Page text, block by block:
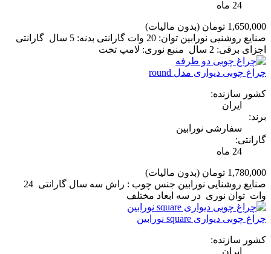
24 ماه
1,650,000 تومان
(بدون مالیات)
صنایع روشنیی نورابین توان: 20 وات گارانتی بدنه: 5 سال گارانتی
اجزای برقی: 2 سال منبع نوری: لامپ تخت
چراغ چوبی دیواری مدل round
کشور سازنده:
ایران
برند:
سفارشی نورابین
گارانتی:
24 ماه
1,780,000 تومان
(بدون مالیات)
صنایع روشنایی نورابین جنس چوب : راش سه سال گارانتی 24
وات توان نوری در سه ابعاد مختلف
چراغ چوبی دیواری square نورابین
کشور سازنده:
ایران